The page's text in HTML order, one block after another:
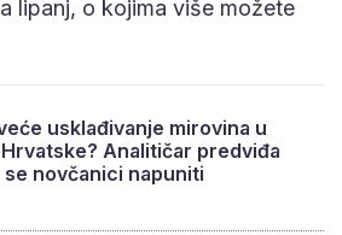
lipanj, o kojima više možete
usklađivanje mirovina u
Analitičar predviđa
novčanici napuniti